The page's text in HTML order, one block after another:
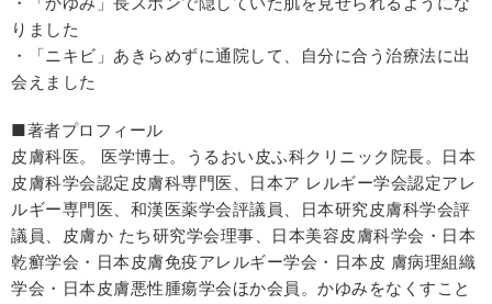
りました
・「ニキビ」あきらめずに通院して、自分に合う治療法に出
会えました
■著者プロフィール
皮膚科医。 医学博士。うるおい皮ふ科クリニック院長。日本
皮膚科学会認定皮膚科専門医、日本ア レルギー学会認定アレ
ルギー専門医、和漢医薬学会評議員、日本研究皮膚科学会評
議員、皮膚か たち研究学会理事、日本美容皮膚科学会・日本
乾癬学会・日本皮膚免疫アレルギー学会・日本皮 膚病理組織
学会・日本皮膚悪性腫瘍学会ほか会員。かゆみをなくすこと